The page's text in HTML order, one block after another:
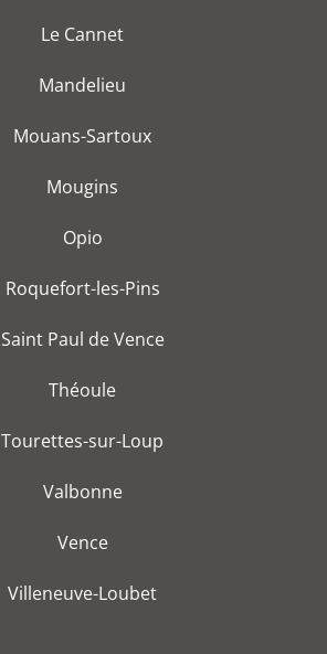
Le Cannet
Mandelieu
Mouans-Sartoux
Mougins
Opio
Roquefort-les-Pins
Saint Paul de Vence
Théoule
Tourettes-sur-Loup
Valbonne
Vence
Villeneuve-Loubet